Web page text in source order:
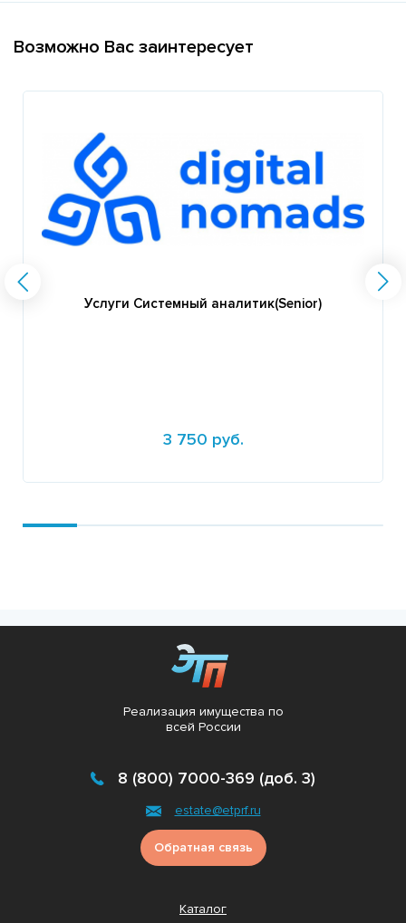
Возможно Вас заинтересует
Услуги Системный аналитик(Senior)
3 750 руб.
Реализация имущества по
всей России
8 (800) 7000-369 (доб. 3)
estate@etprf.ru
Обратная связь
Каталог